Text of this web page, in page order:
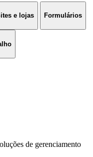
e lojas Formulários
de gerenciamento